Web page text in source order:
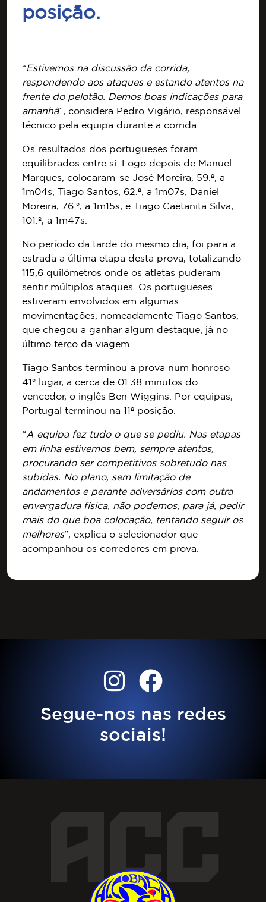
posição.
“Estivemos na discussão da corrida,
respondendo aos ataques e estando atentos na
frente do pelotão. Demos boas indicações para
amanhã”, considera Pedro Vigário, responsável
técnico pela equipa durante a corrida.
Os resultados dos portugueses foram
equilibrados entre si. Logo depois de Manuel
Marques, colocaram-se José Moreira, 59.º, a
1m04s, Tiago Santos, 62.º, a 1m07s, Daniel
Moreira, 76.º, a 1m15s, e Tiago Caetanita Silva,
101.º, a 1m47s.
No período da tarde do mesmo dia, foi para a
estrada a última etapa desta prova, totalizando
115,6 quilómetros onde os atletas puderam
sentir múltiplos ataques. Os portugueses
estiveram envolvidos em algumas
movimentações, nomeadamente Tiago Santos,
que chegou a ganhar algum destaque, já no
último terço da viagem.
Tiago Santos terminou a prova num honroso
41º lugar, a cerca de 01:38 minutos do
vencedor, o inglês Ben Wiggins. Por equipas,
Portugal terminou na 11º posição.
“A equipa fez tudo o que se pediu. Nas etapas
em linha estivemos bem, sempre atentos,
procurando ser competitivos sobretudo nas
subidas. No plano, sem limitação de
andamentos e perante adversários com outra
envergadura física, não podemos, para já, pedir
mais do que boa colocação, tentando seguir os
melhores”, explica o selecionador que
acompanhou os corredores em prova.
Segue-nos nas redes
sociais!
ACC